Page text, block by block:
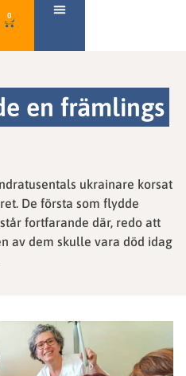
0
en främlings
ukrainare korsat
De första som flydde
fortfarande där, redo att
av dem skulle vara död idag